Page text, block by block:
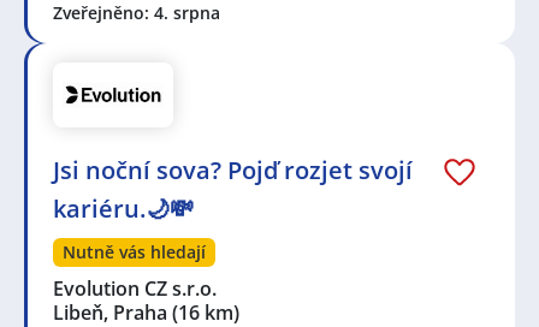
Zveřejněno: 4. srpna
Jsi noční sova? Pojď rozjet svojí
kariéru.🌙💸
Nutně vás hledají
Evolution CZ s.r.o.
Libeň, Praha (16 km)